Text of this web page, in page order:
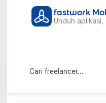
fastwork
Unduh
Urutkan